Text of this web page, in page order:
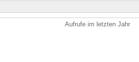
Aufrufe im letzten Jahr